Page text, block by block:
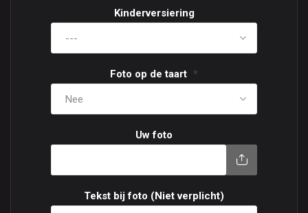
Kinderversiering
Foto op de taart *
Uw foto
Tekst bij foto (Niet verplicht)